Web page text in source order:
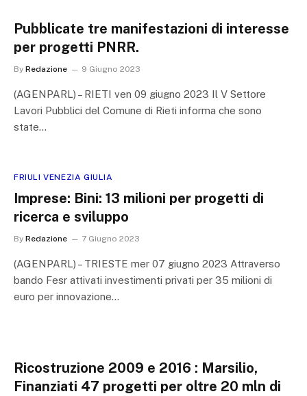
Pubblicate tre manifestazioni di interesse
per progetti PNRR.
By Redazione 9 Giugno 2023
(AGENPARL) – RIETI ven 09 giugno 2023 Il V Settore
Lavori Pubblici del Comune di Rieti informa che sono
state…
FRIULI VENEZIA GIULIA
Imprese: Bini: 13 milioni per progetti di
ricerca e sviluppo
By Redazione 7 Giugno 2023
(AGENPARL) – TRIESTE mer 07 giugno 2023 Attraverso
bando Fesr attivati investimenti privati per 35 milioni di
euro per innovazione…
Ricostruzione 2009 e 2016 : Marsilio,
Finanziati 47 progetti per oltre 20 mln di